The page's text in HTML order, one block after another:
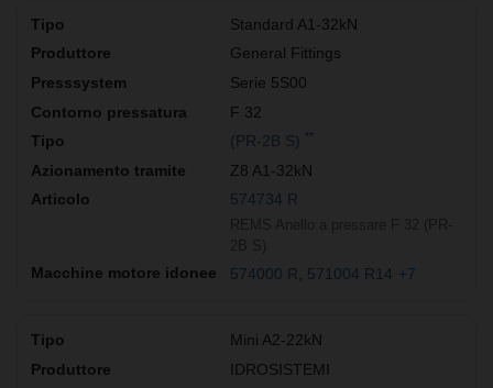
Standard A1-32kN
General Fittings
Serie 5S00
F 32
(PR-2B S)
Z8 A1-32kN
574734 R
574000 R 571004 R14 +7
Mini A2-22kN
IDROSISTEMI